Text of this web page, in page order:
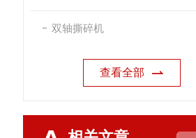
双轴撕碎机
查看全部